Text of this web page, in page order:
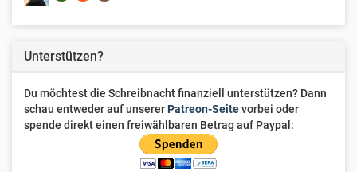
Unterstützen?
Du möchtest die Schreibnacht finanziell unterstützen? Dann
schau entweder auf unsererPatreon-Seitevorbei oder
spende direkt einen freiwählbaren Betrag auf Paypal: